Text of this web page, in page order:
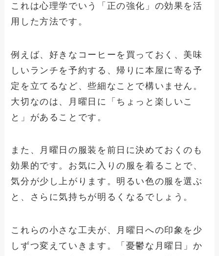
これは心理学でいう「正の強化」の効果を活
用した方法です。
例えば、好きなコーヒーを買っておく、美味
しいランチを予約する、帰りに本屋に寄る予
定を立てるなど、些細なことで構いません。
大切なのは、月曜日に「ちょっと楽しいこ
と」があることです。
また、月曜日の服装を前日に決めておくのも
効果的です。お気に入りの服を着ることで、
気分が少し上がります。明るい色の服を選ぶ
と、さらに気持ちが明るくなるでしょう。
これらの小さな工夫が、月曜日への印象を少
しずつ変えていきます。「憂鬱な月曜日」か